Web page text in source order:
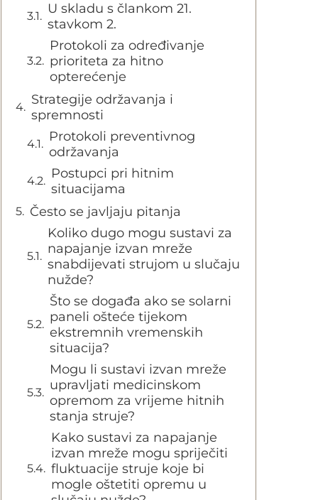
U skladu s člankom 21.
stavkom 2.
Protokoli za određivanje
prioriteta za hitno
opterećenje
Strategije održavanja i
spremnosti
Protokoli preventivnog
održavanja
Postupci pri hitnim
situacijama
Često se javljaju pitanja
Koliko dugo mogu sustavi za
napajanje izvan mreže
snabdijevati strujom u slučaju
nužde?
Što se događa ako se solarni
paneli ošteće tijekom
ekstremnih vremenskih
situacija?
Mogu li sustavi izvan mreže
upravljati medicinskom
opremom za vrijeme hitnih
stanja struje?
Kako sustavi za napajanje
izvan mreže mogu spriječiti
fluktuacije struje koje bi
mogle oštetiti opremu u